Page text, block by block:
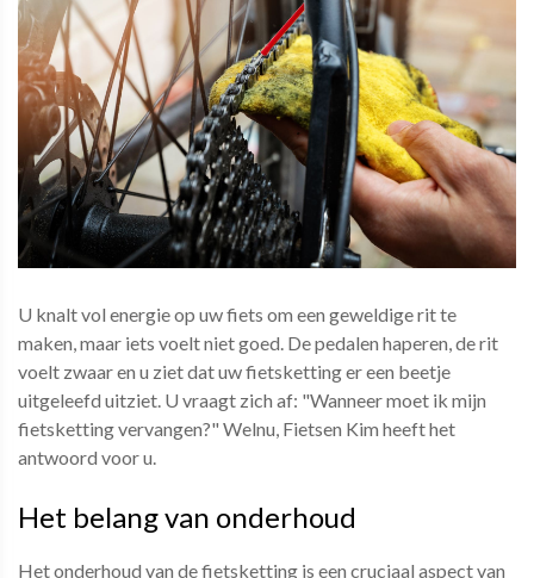
U knalt vol energie op uw fiets om een geweldige rit te
maken, maar iets voelt niet goed. De pedalen haperen, de rit
voelt zwaar en u ziet dat uw fietsketting er een beetje
uitgeleefd uitziet. U vraagt zich af: "Wanneer moet ik mijn
fietsketting vervangen?" Welnu, Fietsen Kim heeft het
antwoord voor u.
Het belang van onderhoud
Het onderhoud van de fietsketting is een cruciaal aspect van